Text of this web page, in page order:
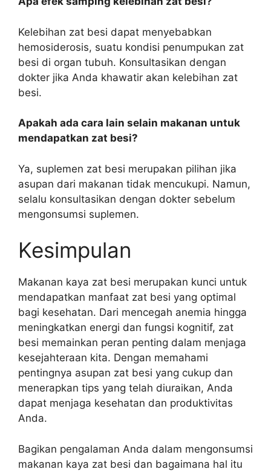
Kelebihan zat besi dapat menyebabkan
hemosiderosis, suatu kondisi penumpukan zat
besi di organ tubuh. Konsultasikan dengan
dokter jika Anda khawatir akan kelebihan zat
besi.
Apakah ada cara lain selain makanan untuk
mendapatkan zat besi?
Ya, suplemen zat besi merupakan pilihan jika
asupan dari makanan tidak mencukupi. Namun,
selalu konsultasikan dengan dokter sebelum
mengonsumsi suplemen.
Kesimpulan
Makanan kaya zat besi merupakan kunci untuk
mendapatkan manfaat zat besi yang optimal
bagi kesehatan. Dari mencegah anemia hingga
meningkatkan energi dan fungsi kognitif, zat
besi memainkan peran penting dalam menjaga
kesejahteraan kita. Dengan memahami
pentingnya asupan zat besi yang cukup dan
menerapkan tips yang telah diuraikan, Anda
dapat menjaga kesehatan dan produktivitas
Anda.
Bagikan pengalaman Anda dalam mengonsumsi
makanan kaya zat besi dan bagaimana hal itu